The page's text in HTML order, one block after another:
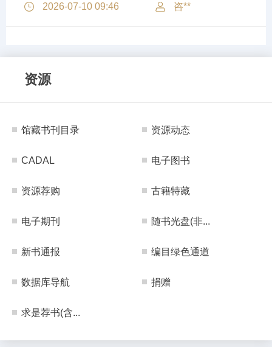
2026-07-10 09:46
咨**
资源
馆藏书刊目录 资源动态
CADAL 电子图书
资源荐购 古籍特藏
电子期刊 随书光盘(非...
新书通报 编目绿色通道
数据库导航 捐赠
求是荐书(含...